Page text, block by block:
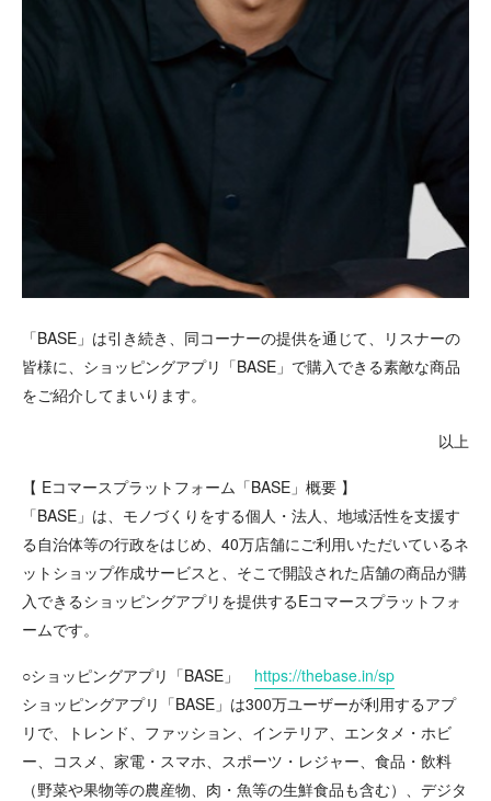
「BASE」は引き続き、同コーナーの提供を通じて、リスナーの
皆様に、ショッピングアプリ「BASE」で購入できる素敵な商品
をご紹介してまいります。
以上
【 Eコマースプラットフォーム「BASE」概要 】
「BASE」は、モノづくりをする個人・法人、地域活性を支援す
る自治体等の行政をはじめ、40万店舗にご利用いただいているネ
ットショップ作成サービスと、そこで開設された店舗の商品が購
入できるショッピングアプリを提供するEコマースプラットフォ
ームです。
○ショッピングアプリ「BASE」 https://thebase.in/sp
ショッピングアプリ「BASE」は300万ユーザーが利用するアプ
リで、トレンド、ファッション、インテリア、エンタメ・ホビ
ー、コスメ、家電・スマホ、スポーツ・レジャー、食品・飲料
（野菜や果物等の農産物、肉・魚等の生鮮食品も含む）、デジタ